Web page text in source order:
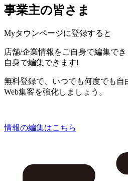
事業主の皆さま
Myタウンページに登録すると
店舗/企業情報をご自身で編集で
自身で編集できます!
無料登録で、いつでも何度でも自
Web集客を強化しましょう。
情報の編集はこちら